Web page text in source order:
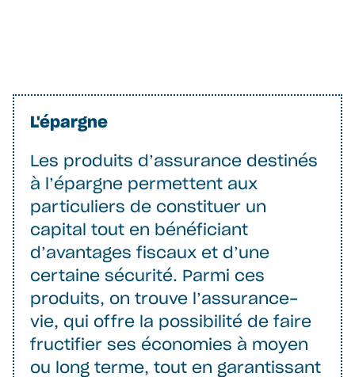
L'épargne
Les produits d’assurance destinés
à l’épargne permettent aux
particuliers de constituer un
capital tout en bénéficiant
d’avantages fiscaux et d’une
certaine sécurité. Parmi ces
produits, on trouve l’assurance-
vie, qui offre la possibilité de faire
fructifier ses économies à moyen
ou long terme, tout en garantissant